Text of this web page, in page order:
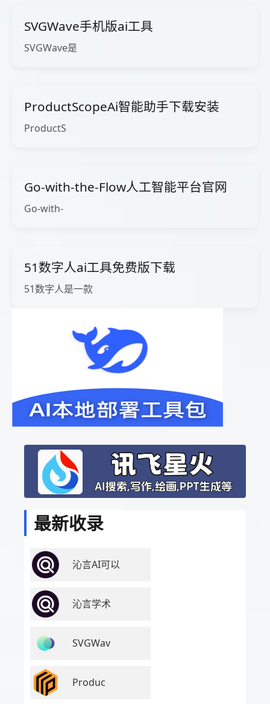
SVGWave手机版ai工具
SVGWave是
ProductScopeAi智能助手下载安装
ProductS
Go-with-the-Flow人工智能平台官网
Go-with-
51数字人ai工具免费版下载
51数字人是一款
最新收录
沁言AI可以
沁言学术
SVGWav
Produc